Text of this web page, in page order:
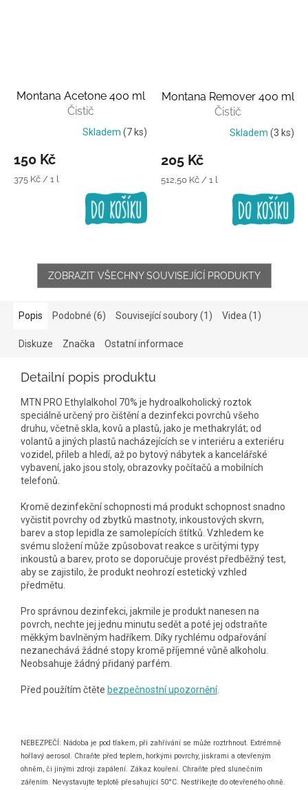
Montana Acetone 400 ml
Čistič
Skladem (7 ks)
150 Kč
Měrná
375 Kč / 1 l
Montana Remover 400 ml
Čistič
Skladem (3 ks)
205 Kč
Měrná
512,50 Kč / 1 l
ZOBRAZIT VŠECHNY SOUVISEJÍCÍ PRODUKTY
Popis Podobné (6) Související soubory (1) Videa (1)
Diskuze Značka Ostatní informace
Detailní popis produktu
MTN PRO Ethylalkohol 70% je hydroalkoholický roztok
speciálně určený pro čištění a dezinfekci povrchů všeho
druhu, včetně skla, kovů a plastů, jako je methakrylát; od
volantů a jiných plastů nacházejících se v interiéru a exteriéru
vozidel, přileb a hledí, až po bytový nábytek a kancelářské
vybavení, jako jsou stoly, obrazovky počítačů a mobilních
telefonů.
Kromě dezinfekční schopnosti má produkt schopnost snadno
vyčistit povrchy od zbytků mastnoty, inkoustových skvrn,
barev a stop lepidla ze samolepících štítků. Vzhledem ke
svému složení může způsobovat reakce s určitými typy
inkoustů a barev, proto se doporučuje provést předběžný test,
aby se zajistilo, že produkt neohrozí estetický vzhled
předmětu.
Pro správnou dezinfekci, jakmile je produkt nanesen na
povrch, nechte jej jednu minutu sedět a poté jej odstraňte
měkkým bavlněným hadříkem. Díky rychlému odpařování
nezanechává žádné stopy kromě příjemné vůně alkoholu.
Neobsahuje žádný přidaný parfém.
Před použítím čtěte bezpečnostní upozornění.
NEBEZPEČÍ: Nádoba je pod tlakem, při zahřívání se může roztrhnout. Extrémně
hořlavý aerosol. Chraňte před teplem, horkými povrchy, jiskrami a otevřeným
ohněm, či jinými zdroji zapálení. Zákaz kouření. Chraňte před slunečním
zářením. Nevystavujte teplotě přesahující 50°C. Nestříkejte do otevřeného ohně.